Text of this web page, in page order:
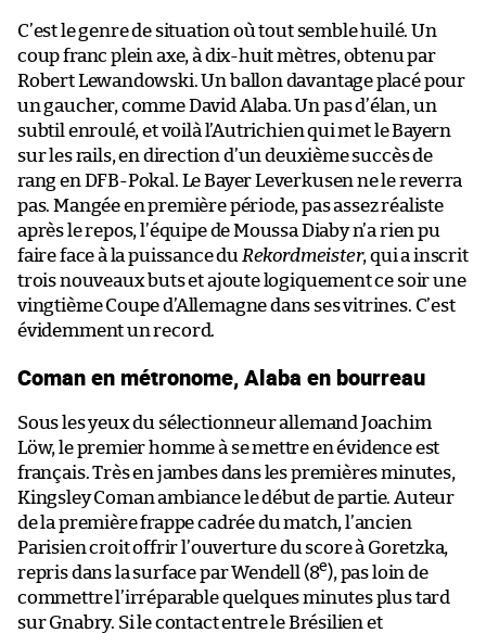
C’est le genre de situation où tout semble huilé. Un
coup franc plein axe, à dix-huit mètres, obtenu par
Robert Lewandowski. Un ballon davantage placé pour
un gaucher, comme David Alaba. Un pas d’élan, un
subtil enroulé, et voilà l’Autrichien qui met le Bayern
sur les rails, en direction d’un deuxième succès de
rang en DFB-Pokal. Le Bayer Leverkusen ne le reverra
pas. Mangée en première période, pas assez réaliste
après le repos, l’équipe de Moussa Diaby n’a rien pu
faire face à la puissance du Rekordmeister, qui a inscrit
trois nouveaux buts et ajoute logiquement ce soir une
vingtième Coupe d’Allemagne dans ses vitrines. C’est
évidemment un record.
Coman en métronome, Alaba en bourreau
Sous les yeux du sélectionneur allemand Joachim
Löw, le premier homme à se mettre en évidence est
français. Très en jambes dans les premières minutes,
Kingsley Coman ambiance le début de partie. Auteur
de la première frappe cadrée du match, l’ancien
Parisien croit offrir l’ouverture du score à Goretzka,
repris dans la surface par Wendell (8e), pas loin de
commettre l’irréparable quelques minutes plus tard
sur Gnabry. Si le contact entre le Brésilien et